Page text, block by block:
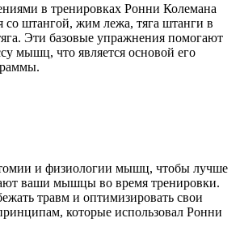
в тренировках Ронни Колемана
со штангой, жим лежа, тяга штанги в
Эти базовые упражнения помогают
мышц, что является основой его
и физиологии мышц, чтобы лучше
ваши мышцы во время тренировки.
травм и оптимизировать свои
которые использовал Ронни